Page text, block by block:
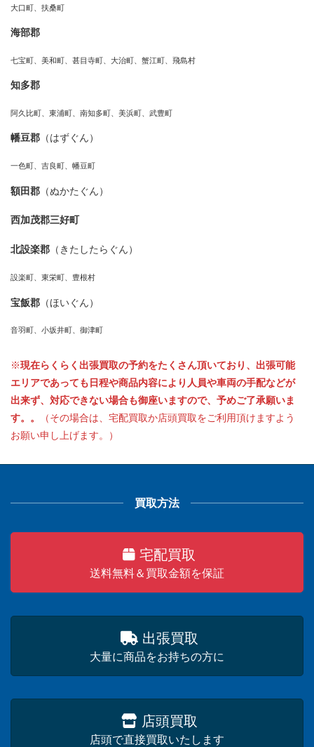
大口町、扶桑町
海部郡
七宝町、美和町、甚目寺町、大治町、蟹江町、飛島村
知多郡
阿久比町、東浦町、南知多町、美浜町、武豊町
幡豆郡 （はずぐん）
一色町、吉良町、幡豆町
額田郡 （ぬかたぐん）
西加茂郡三好町
北設楽郡 （きたしたらぐん）
設楽町、東栄町、豊根村
宝飯郡 （ほいぐん）
音羽町、小坂井町、御津町
※現在らくらく出張買取の予約をたくさん頂いており、出張可能
エリアであっても日程や商品内容により人員や車両の手配などが
出来ず、対応できない場合も御座いますので、予めご了承願いま
す。。
（その場合は、宅配買取か店頭買取をご利用頂けますよう
お願い申し上げます。）
買取方法
宅配買取
送料無料＆買取金額を保証
出張買取
大量に商品をお持ちの方に
店頭買取
店頭で直接買取いたします